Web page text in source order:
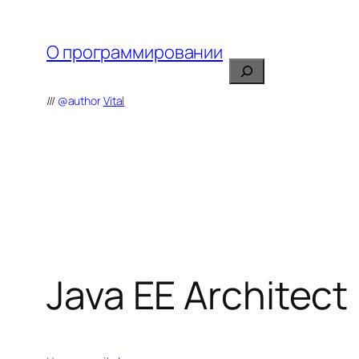
содержимому
О программировании
/// @authorVital
Поиск
Java EE Architect